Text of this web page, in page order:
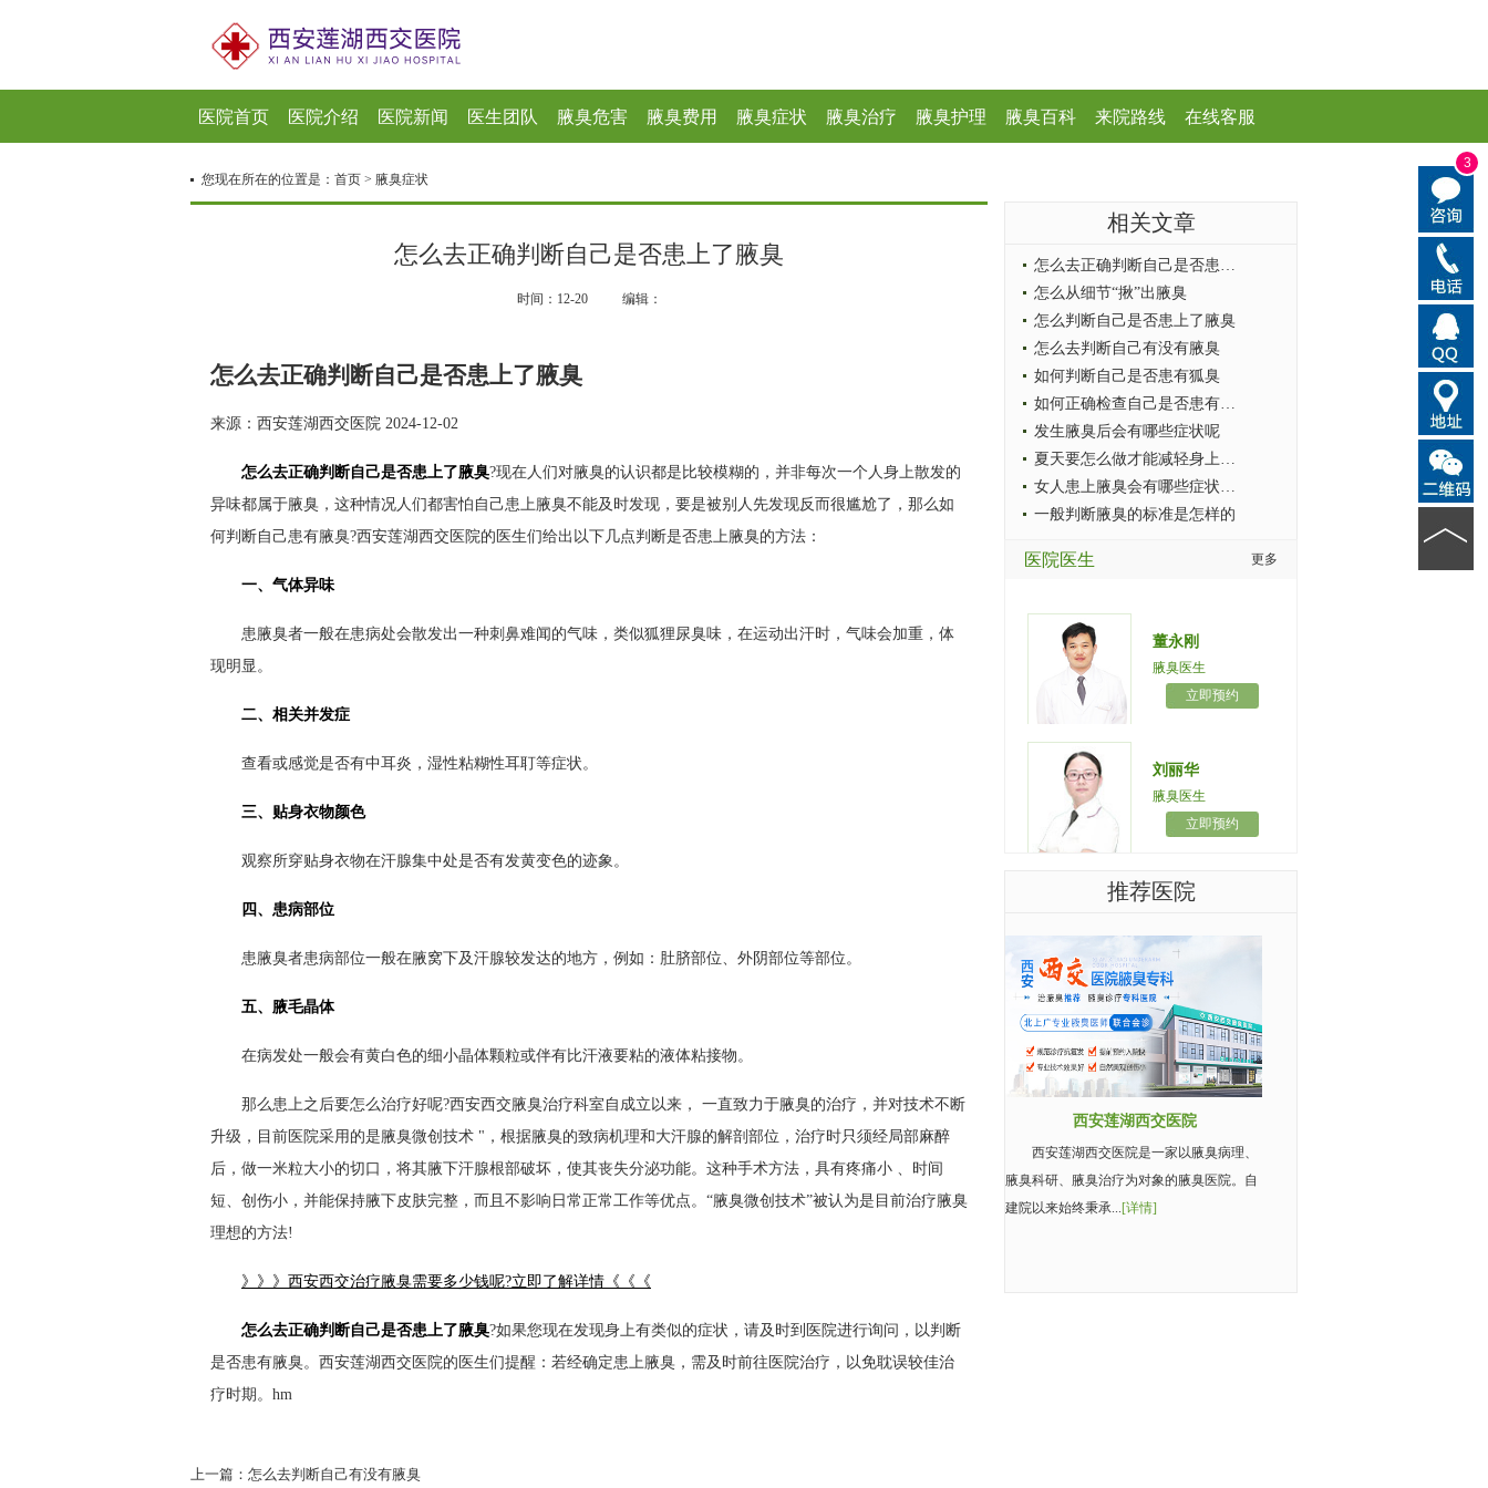
3
医院首页 医院介绍 医院新闻 医生团队 腋臭危害 腋臭费用 腋臭症状 腋臭治疗 腋臭护理 腋臭百科 来院路线 在线客服
您现在所在的位置是： 首页 > 腋臭症状
怎么去正确判断自己是否患上了腋臭
时间：12-20 编辑：
怎么去正确判断自己是否患上了腋臭
来源：西安莲湖西交医院 2024-12-02
怎么去正确判断自己是否患上了腋臭?现在人们对腋臭的认识都是比较模糊的，并非每次一个人身上散发的
异味都属于腋臭，这种情况人们都害怕自己患上腋臭不能及时发现，要是被别人先发现反而很尴尬了，那么如
何判断自己患有腋臭?西安莲湖西交医院的医生们给出以下几点判断是否患上腋臭的方法：
一、气体异味
患腋臭者一般在患病处会散发出一种刺鼻难闻的气味，类似狐狸尿臭味，在运动出汗时，气味会加重，体
现明显。
二、相关并发症
查看或感觉是否有中耳炎，湿性粘糊性耳耵等症状。
三、贴身衣物颜色
观察所穿贴身衣物在汗腺集中处是否有发黄变色的迹象。
四、患病部位
患腋臭者患病部位一般在腋窝下及汗腺较发达的地方，例如：肚脐部位、外阴部位等部位。
五、腋毛晶体
在病发处一般会有黄白色的细小晶体颗粒或伴有比汗液要粘的液体粘接物。
那么患上之后要怎么治疗好呢?西安西交腋臭治疗科室自成立以来， 一直致力于腋臭的治疗，并对技术不断
升级，目前医院采用的是腋臭微创技术 "，根据腋臭的致病机理和大汗腺的解剖部位，治疗时只须经局部麻醉
后，做一米粒大小的切口，将其腋下汗腺根部破坏，使其丧失分泌功能。这种手术方法，具有疼痛小 、时间
短、创伤小，并能保持腋下皮肤完整，而且不影响日常正常工作等优点。“腋臭微创技术”被认为是目前治疗腋臭
理想的方法!
》》》西安西交治疗腋臭需要多少钱呢?立即了解详情《《《
怎么去正确判断自己是否患上了腋臭?如果您现在发现身上有类似的症状，请及时到医院进行询问，以判断
是否患有腋臭。西安莲湖西交医院的医生们提醒：若经确定患上腋臭，需及时前往医院治疗，以免耽误较佳治
疗时期。hm
上一篇： 怎么去判断自己有没有腋臭
相关文章
怎么去正确判断自己是否患上了腋臭
怎么从细节“揪”出腋臭
怎么判断自己是否患上了腋臭
怎么去判断自己有没有腋臭
如何判断自己是否患有狐臭
如何正确检查自己是否患有狐臭
发生腋臭后会有哪些症状呢
夏天要怎么做才能减轻身上的腋臭症
女人患上腋臭会有哪些症状出现
一般判断腋臭的标准是怎样的
医院医生 更多
董永刚
腋臭医生
立即预约
刘丽华
腋臭医生
立即预约
推荐医院
西安莲湖西交医院
西安莲湖西交医院是一家以腋臭病理、
腋臭科研、腋臭治疗为对象的腋臭医院。自
建院以来始终秉承...[详情]